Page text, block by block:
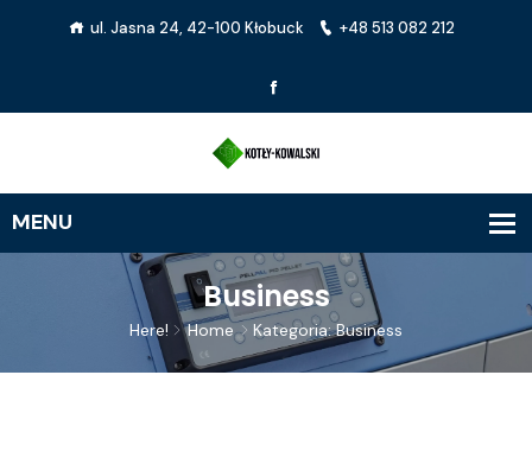
ul. Jasna 24, 42-100 Kłobuck +48 513 082 212
Business
Here! Home Kategoria: Business